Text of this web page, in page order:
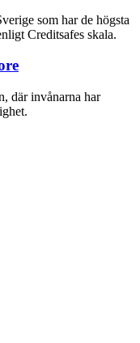
som har de högsta
Creditsafes skala.
där invånarna har